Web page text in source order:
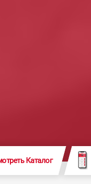
Каталог